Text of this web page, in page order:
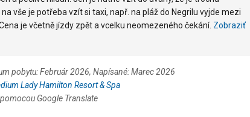
vše je potřeba vzít si taxi, např. na pláž do Negrilu vyjde mezi
je včetně jízdy zpět a vcelku neomezeného čekání. Zobraziť
pobytu: Február 2026, Napísané: Marec 2026
Lady Hamilton Resort & Spa
Google Translate